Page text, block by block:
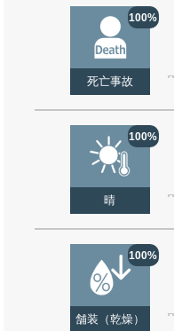
100%
死亡事故
100%
晴
100%
舗装（乾燥）